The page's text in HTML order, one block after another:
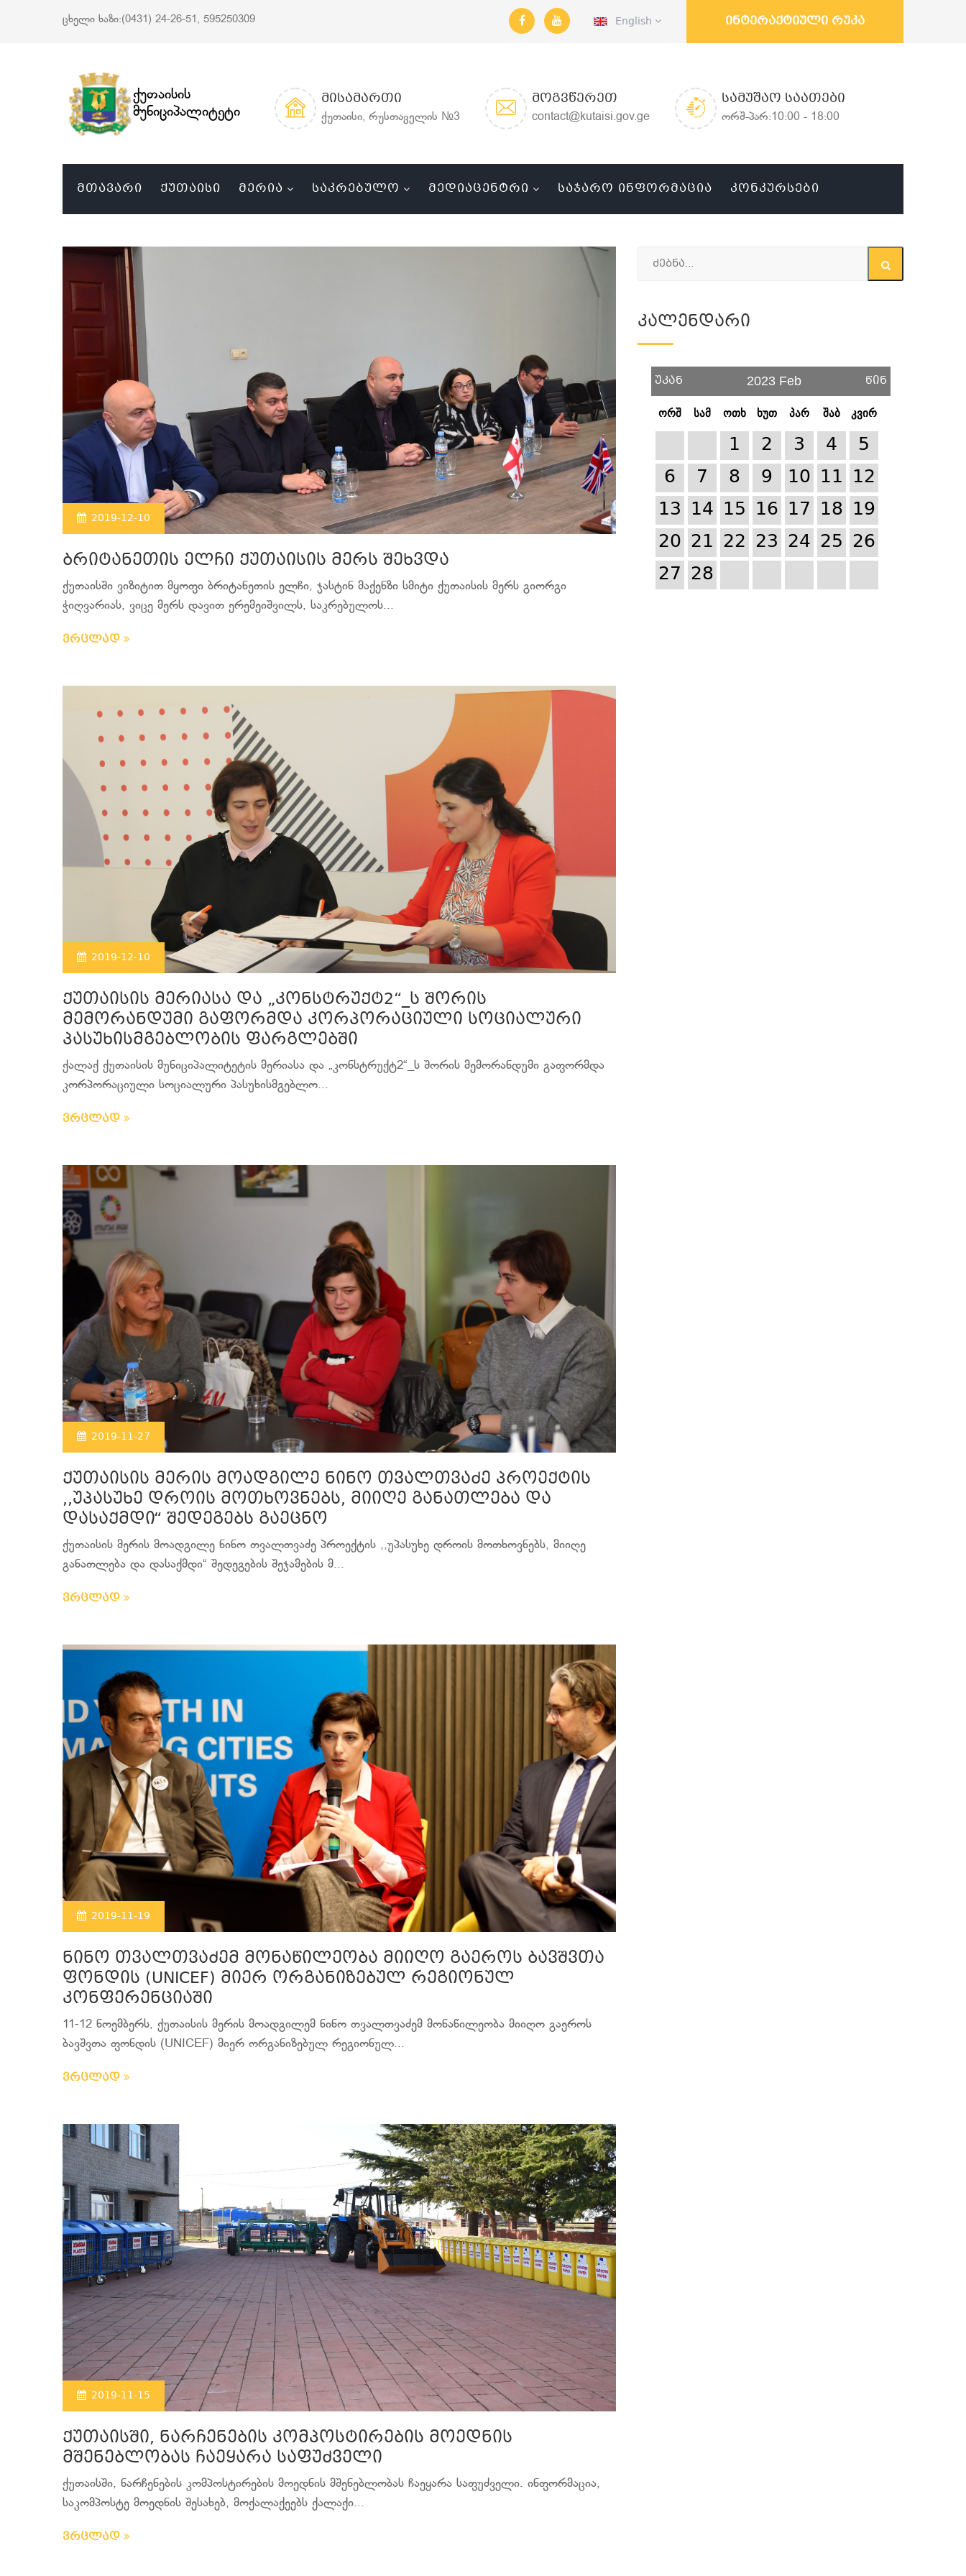
ცხელი ხაზი:(0431) 24-26-51, 595250309 English ინტერაქტიული რუკა
ქუთაისის
მუნიციპალიტეტი
ᲛᲘᲡᲐᲛᲐᲠᲗᲘ
ქუთაისი, რუსთაველის №3
ᲛᲝᲒᲕᲬᲔᲠᲔᲗ
contact@kutaisi.gov.ge
ᲡᲐᲛᲣᲨᲐᲝ ᲡᲐᲐᲗᲔᲑᲘ
ორშ-პარ:10:00 - 18:00
ᲛᲗᲐᲕᲐᲠᲘ ᲥᲣᲗᲐᲘᲡᲘ ᲛᲔᲠᲘᲐ ᲡᲐᲙᲠᲔᲑᲣᲚᲝ ᲛᲔᲓᲘᲐᲪᲔᲜᲢᲠᲘ ᲡᲐᲯᲐᲠᲝ ᲘᲜᲤᲝᲠᲛᲐᲪᲘᲐ ᲙᲝᲜᲙᲣᲠᲡᲔᲑᲘ
2019-12-10
ბრიტანეთის ელჩი ქუთაისის მერს შეხვდა
ქუთაისში ვიზიტით მყოფი ბრიტანეთის ელჩი, ჯასტინ მაქენზი სმიტი ქუთაისის მერს გიორგი
ჭიღვარიას, ვიცე მერს დავით ერემეიშვილს, საკრებულოს...
ვრცლად
2019-12-10
ქუთაისის მერიასა და „კონსტრუქტ2“_ს შორის
მემორანდუმი გაფორმდა კორპორაციული სოციალური
პასუხისმგებლობის ფარგლებში
ქალაქ ქუთაისის მუნიციპალიტეტის მერიასა და „კონსტრუქტ2“_ს შორის მემორანდუმი გაფორმდა
კორპორაციული სოციალური პასუხისმგებლო...
ვრცლად
2019-11-27
ქუთაისის მერის მოადგილე ნინო თვალთვაძე პროექტის
,,უპასუხე დროის მოთხოვნებს, მიიღე განათლება და
დასაქმდი“ შედეგებს გაეცნო
ქუთაისის მერის მოადგილე ნინო თვალთვაძე პროექტის ,,უპასუხე დროის მოთხოვნებს, მიიღე
განათლება და დასაქმდი“ შედეგების შეჯამების მ...
ვრცლად
2019-11-19
ნინო თვალთვაძემ მონაწილეობა მიიღო გაეროს ბავშვთა
ფონდის (UNICEF) მიერ ორგანიზებულ რეგიონულ
კონფერენციაში
11-12 ნოემბერს, ქუთაისის მერის მოადგილემ ნინო თვალთვაძემ მონაწილეობა მიიღო გაეროს
ბავშვთა ფონდის (UNICEF) მიერ ორგანიზებულ რეგიონულ...
ვრცლად
2019-11-15
ქუთაისში, ნარჩენების კომპოსტირების მოედნის
მშენებლობას ჩაეყარა საფუძველი
ქუთაისში, ნარჩენების კომპოსტირების მოედნის მშენებლობას ჩაეყარა საფუძველი. ინფორმაცია,
საკომპოსტე მოედნის შესახებ, მოქალაქეებს ქალაქი...
ვრცლად
Კალენდარი
უკან 2023 Feb წინ
ორშ სამ ოთხ ხუთ პარ შაბ კვირ
1 2 3 4
5
6
7 8 9 10 11 12
13 14 15 16 17 18 19
20 21 22 23 24 25 26
27 28